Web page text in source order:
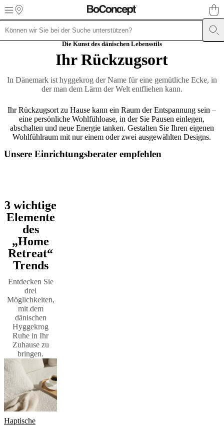
Skip to main content
AufbewahrungBettenOutdoor-
Kollektionen
KollektionenTisch
KollektionenStuhl
KollektionenBeds
collectionsAufbewahrungslösungen AccessoiresStoff-
und
LederkollektionOutletRäumeWohnzimmer EsszimmerSchlafzimmer
OfficesBoConcept
bestellen Store
findenÜber
BoConcept
Responsibility
GeschichtePresse
LoungeHandwerkskunst
und
QualitätUnsere
DesignerIndividuelle
Gestaltung
and
certifications
Barrierefreiheitserklärung
Partner
werdenProfessionals
Programm Projects
and
news
Die Kunst des dänischen Lebensstils
Ihr Rückzugsort
In Dänemark ist hyggekrog der Name für eine gemütliche Ecke, in
der man dem Lärm der Welt entfliehen kann.
Ihr Rückzugsort zu Hause kann ein Raum der Entspannung sein –
eine persönliche Wohlfühloase, in der Sie Pausen einlegen,
abschalten und neue Energie tanken. Gestalten Sie Ihren eigenen
Wohlfühlraum mit nur einem oder zwei ausgewählten Designs.
Unsere Einrichtungsberater empfehlen
3 wichtige
Elemente
des
„Home
Retreat“
Trends
Entdecken Sie
drei
Möglichkeiten,
mit dem
dänischen
Hyggekrog
Ruhe in Ihr
Zuhause zu
bringen.
Haptische